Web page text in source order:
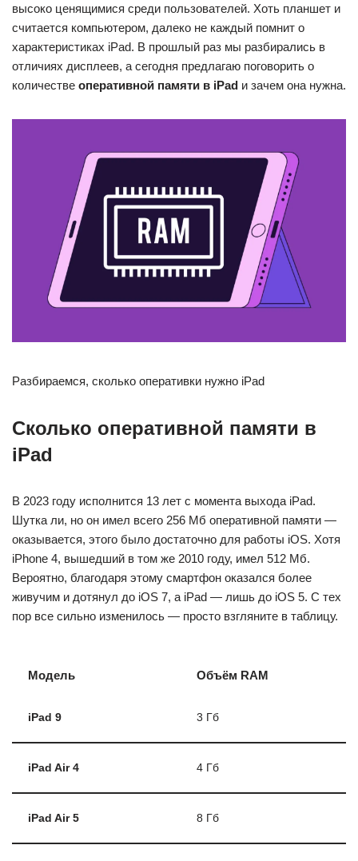
высоко ценящимися среди пользователей. Хоть планшет и
считается компьютером, далеко не каждый помнит о
характеристиках iPad. В прошлый раз мы разбирались в
отличиях дисплеев, а сегодня предлагаю поговорить о
количестве оперативной памяти в iPad и зачем она нужна.
Разбираемся, сколько оперативки нужно iPad
Сколько оперативной памяти в
iPad
В 2023 году исполнится 13 лет с момента выхода iPad.
Шутка ли, но он имел всего 256 Мб оперативной памяти —
оказывается, этого было достаточно для работы iOS. Хотя
iPhone 4, вышедший в том же 2010 году, имел 512 Мб.
Вероятно, благодаря этому смартфон оказался более
живучим и дотянул до iOS 7, а iPad — лишь до iOS 5. С тех
пор все сильно изменилось — просто взгляните в таблицу.
Модель Объём RAM
iPad 9 3 Гб
iPad Air 4 4 Гб
iPad Air 5 8 Гб